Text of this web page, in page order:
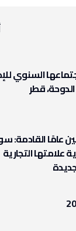
السنوي
عامًا القادمة:
التجارية